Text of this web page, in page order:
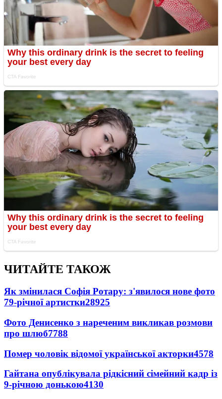
ЧИТАЙТЕ ТАКОЖ
Як змінилася Софія Ротару: з'явилося нове фото
79-річної артистки28925
Фото Денисенко з нареченим викликав розмови
про шлюб7788
Помер чоловік відомої української акторки4578
Гайтана опублікувала рідкісний сімейний кадр із
9-річною донькою4130